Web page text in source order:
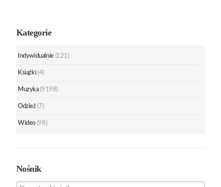
Kategorie
Indywidualnie (121)
Książki (4)
Muzyka (9198)
Odzież (7)
Wideo (98)
Nośnik